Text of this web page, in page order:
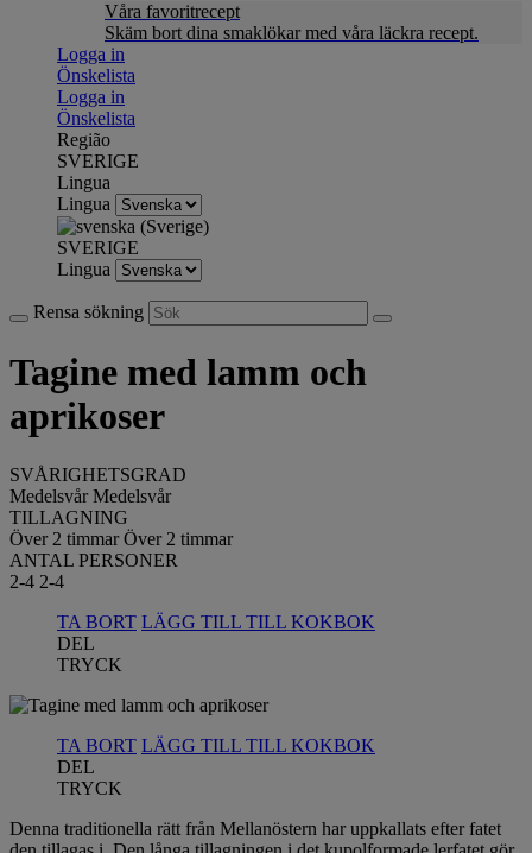
Våra favoritrecept
Skäm bort dina smaklökar med våra läckra recept.
Logga in
Önskelista
Logga in
Önskelista
Região
SVERIGE
Lingua
Lingua
SVERIGE
Lingua
Rensa sökning
Tagine med lamm och
aprikoser
SVÅRIGHETSGRAD
Medelsvår Medelsvår
TILLAGNING
Över 2 timmar Över 2 timmar
ANTAL PERSONER
2-4 2-4
TA BORT LÄGG TILL TILL KOKBOK
DEL
TRYCK
TA BORT LÄGG TILL TILL KOKBOK
DEL
TRYCK
Denna traditionella rätt från Mellanöstern har uppkallats efter fatet